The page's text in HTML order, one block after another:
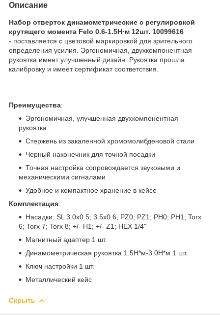
Описание
Набор отверток динамометрические c регулировкой
крутящего момента Felo 0.6-1.5Н·м 12шт. 10099616
- поставляется с цветовой маркировкой для зрительного
определения усилия. Эргономичная, двухкомпонентная
рукоятка имеет улучшенный дизайн. Рукоятка прошла
калибровку и имеет сертификат соответствия.
Преимущества:
Эргономичная, улучшенная двухкомпонентная
рукоятка
Стержень из закаленной хромомолибденовой стали
Черный наконечник для точной посадки
Точная настройка сопровождается звуковыми и
механическими сигналами
Удобное и компактное хранение в кейсе
Комплектация:
Насадки: SL 3.0x0.5; 3.5x0.6; PZ0; PZ1; PH0; PH1; Torx
6; Torx 7; Torx 8; +/- H1; +/- Z1; HEX 1/4"
Магнитный адаптер 1 шт.
Динамометрическая рукоятка 1.5Н*м-3.0Н*м 1 шт.
Ключ настройки 1 шт.
Металлический кейс
Скрыть